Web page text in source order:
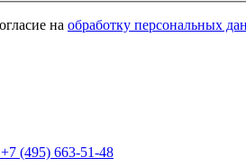
на обработку персональных
+7 (495) 663-51-48